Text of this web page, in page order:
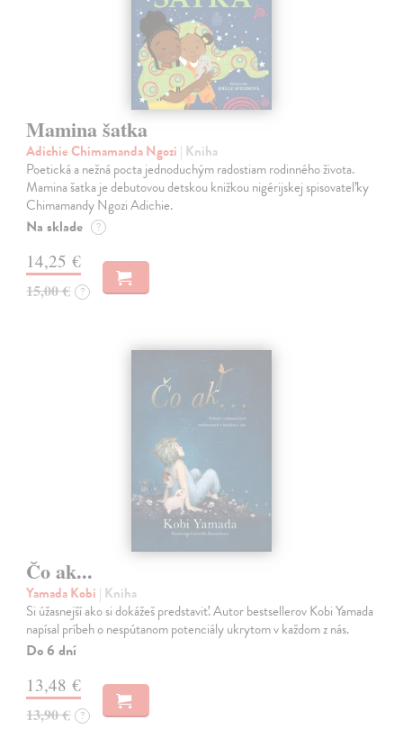
Mamina šatka
Adichie Chimamanda Ngozi | Kniha
Poetická a nežná pocta jednoduchým radostiam rodinného života.
Mamina šatka je debutovou detskou knižkou nigérijskej spisovateľky
Chimamandy Ngozi Adichie.
Na sklade ?
14,25 €
15,00 € ?
Čo ak...
Yamada Kobi | Kniha
Si úžasnejší ako si dokážeš predstaviť. Autor bestsellerov Kobi Yamada
napísal príbeh o nespútanom potenciály ukrytom v každom z nás.
Do 6 dní
13,48 €
13,90 € ?